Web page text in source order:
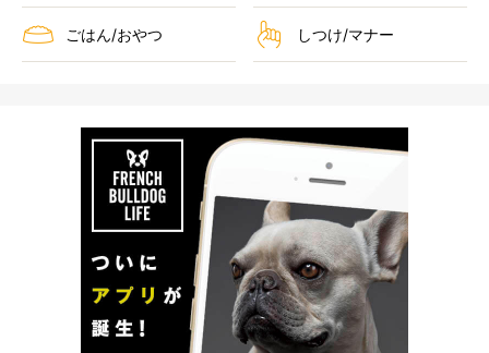
ごはん/おやつ しつけ/マナー